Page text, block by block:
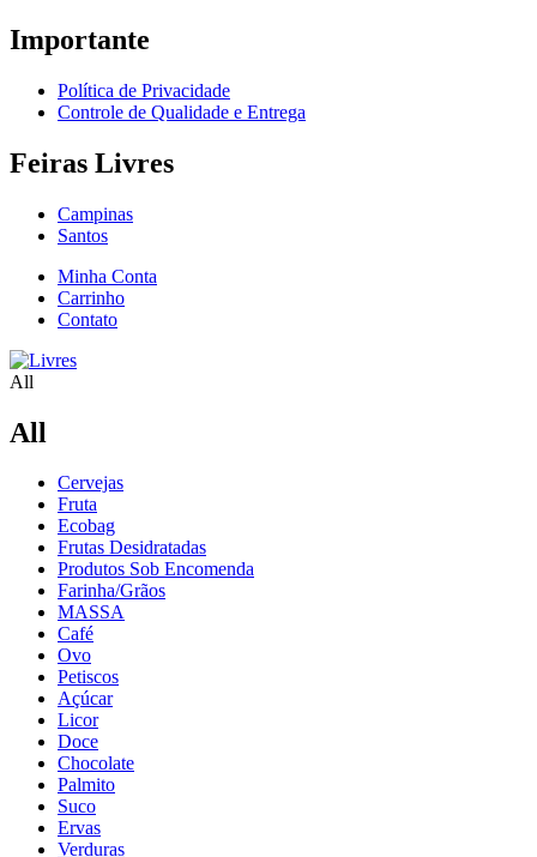
Importante
Política de Privacidade
Controle de Qualidade e Entrega
Feiras Livres
Campinas
Santos
Minha Conta
Carrinho
Contato
All
All
Cervejas
Fruta
Ecobag
Frutas Desidratadas
Produtos Sob Encomenda
Farinha/Grãos
MASSA
Café
Ovo
Petiscos
Açúcar
Licor
Doce
Chocolate
Palmito
Suco
Ervas
Verduras